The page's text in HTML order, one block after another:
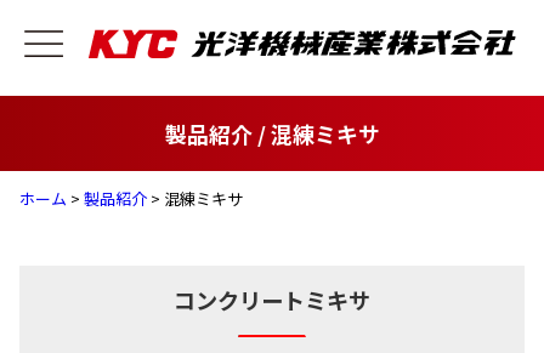
製品紹介 / 混練ミキサ
ホーム > 製品紹介 > 混練ミキサ
コンクリートミキサ